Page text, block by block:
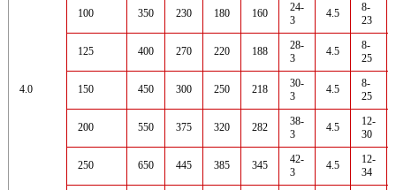
4.0
100 350 230 180 160
24-
3
4.5
8-
23
125 400 270 220 188
28-
3
4.5
8-
25
150 450 300 250 218
30-
3
4.5
8-
25
200 550 375 320 282
38-
3
4.5
12-
30
250 650 445 385 345
42-
3
4.5
12-
34